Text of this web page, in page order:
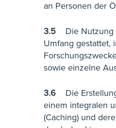
an Personen der
3.5 Die
Umfang gestattet,
sowie einzelne
3.6 Die
einem integralen
(Caching) und